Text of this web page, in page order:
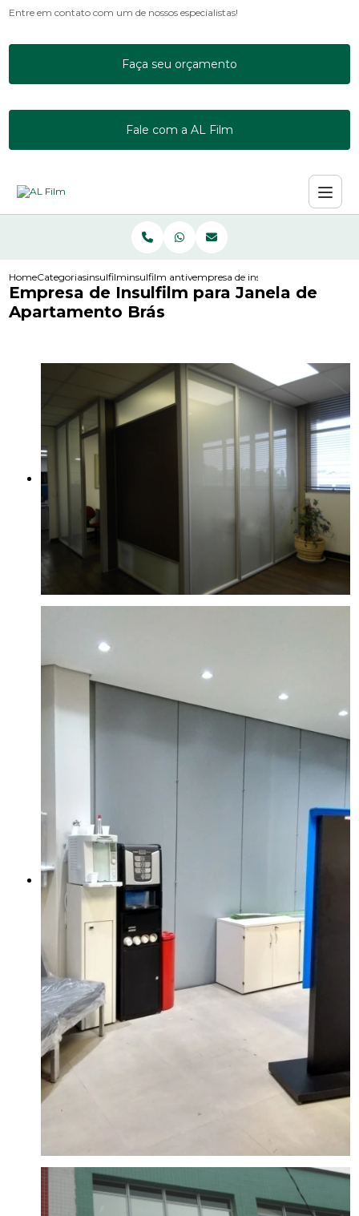
Entre em contato com um de nossos especialistas!
Faça seu orçamento
Fale com a AL Film
HomeCategoriasinsulfilminsulfilm antivandalismoempresa de insulfilm para janela
Empresa de Insulfilm para Janela de
Apartamento Brás